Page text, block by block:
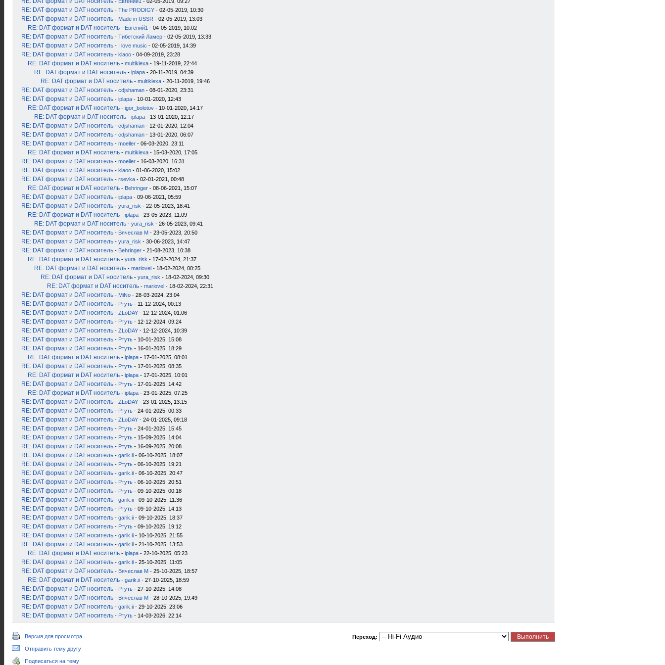
RE: DAT формат и DAT носитель - The PRODIGY - 02-05-2019, 10:30
RE: DAT формат и DAT носитель - Made in USSR - 02-05-2019, 13:03
RE: DAT формат и DAT носитель - Евгений1 - 04-05-2019, 10:02
RE: DAT формат и DAT носитель - Тибетский Ламер - 02-05-2019, 13:33
RE: DAT формат и DAT носитель - I love music - 02-05-2019, 14:39
RE: DAT формат и DAT носитель - klaoo - 04-09-2019, 23:28
RE: DAT формат и DAT носитель - multiklexa - 19-11-2019, 22:44
RE: DAT формат и DAT носитель - iplapa - 20-11-2019, 04:39
RE: DAT формат и DAT носитель - multiklexa - 20-11-2019, 19:46
RE: DAT формат и DAT носитель - cdjshaman - 08-01-2020, 23:31
RE: DAT формат и DAT носитель - iplapa - 10-01-2020, 12:43
RE: DAT формат и DAT носитель - igor_bolotov - 10-01-2020, 14:17
RE: DAT формат и DAT носитель - iplapa - 13-01-2020, 12:17
RE: DAT формат и DAT носитель - cdjshaman - 12-01-2020, 12:04
RE: DAT формат и DAT носитель - cdjshaman - 13-01-2020, 06:07
RE: DAT формат и DAT носитель - moeller - 06-03-2020, 23:11
RE: DAT формат и DAT носитель - multiklexa - 15-03-2020, 17:05
RE: DAT формат и DAT носитель - moeller - 16-03-2020, 16:31
RE: DAT формат и DAT носитель - klaoo - 01-06-2020, 15:02
RE: DAT формат и DAT носитель - rsevka - 02-01-2021, 00:48
RE: DAT формат и DAT носитель - Behringer - 08-06-2021, 15:07
RE: DAT формат и DAT носитель - iplapa - 09-06-2021, 05:59
RE: DAT формат и DAT носитель - yura_risk - 22-05-2023, 18:41
RE: DAT формат и DAT носитель - iplapa - 23-05-2023, 11:09
RE: DAT формат и DAT носитель - yura_risk - 26-05-2023, 09:41
RE: DAT формат и DAT носитель - Вячеслав М - 23-05-2023, 20:50
RE: DAT формат и DAT носитель - yura_risk - 30-06-2023, 14:47
RE: DAT формат и DAT носитель - Behringer - 21-08-2023, 10:38
RE: DAT формат и DAT носитель - yura_risk - 17-02-2024, 21:37
RE: DAT формат и DAT носитель - mariovel - 18-02-2024, 00:25
RE: DAT формат и DAT носитель - yura_risk - 18-02-2024, 09:30
RE: DAT формат и DAT носитель - mariovel - 18-02-2024, 22:31
RE: DAT формат и DAT носитель - MiNo - 28-03-2024, 23:04
RE: DAT формат и DAT носитель - Ртуть - 11-12-2024, 00:13
RE: DAT формат и DAT носитель - ZLoDAY - 12-12-2024, 01:06
RE: DAT формат и DAT носитель - Ртуть - 12-12-2024, 09:24
RE: DAT формат и DAT носитель - ZLoDAY - 12-12-2024, 10:39
RE: DAT формат и DAT носитель - Ртуть - 10-01-2025, 15:08
RE: DAT формат и DAT носитель - Ртуть - 16-01-2025, 18:29
RE: DAT формат и DAT носитель - iplapa - 17-01-2025, 08:01
RE: DAT формат и DAT носитель - Ртуть - 17-01-2025, 08:35
RE: DAT формат и DAT носитель - iplapa - 17-01-2025, 10:01
RE: DAT формат и DAT носитель - Ртуть - 17-01-2025, 14:42
RE: DAT формат и DAT носитель - iplapa - 23-01-2025, 07:25
RE: DAT формат и DAT носитель - ZLoDAY - 23-01-2025, 13:15
RE: DAT формат и DAT носитель - Ртуть - 24-01-2025, 00:33
RE: DAT формат и DAT носитель - ZLoDAY - 24-01-2025, 09:18
RE: DAT формат и DAT носитель - Ртуть - 24-01-2025, 15:45
RE: DAT формат и DAT носитель - Ртуть - 15-09-2025, 14:04
RE: DAT формат и DAT носитель - Ртуть - 16-09-2025, 20:08
RE: DAT формат и DAT носитель - garik.ii - 06-10-2025, 18:07
RE: DAT формат и DAT носитель - Ртуть - 06-10-2025, 19:21
RE: DAT формат и DAT носитель - garik.ii - 06-10-2025, 20:47
RE: DAT формат и DAT носитель - Ртуть - 06-10-2025, 20:51
RE: DAT формат и DAT носитель - Ртуть - 09-10-2025, 00:18
RE: DAT формат и DAT носитель - garik.ii - 09-10-2025, 11:36
RE: DAT формат и DAT носитель - Ртуть - 09-10-2025, 14:13
RE: DAT формат и DAT носитель - garik.ii - 09-10-2025, 18:37
RE: DAT формат и DAT носитель - Ртуть - 09-10-2025, 19:12
RE: DAT формат и DAT носитель - garik.ii - 10-10-2025, 21:55
RE: DAT формат и DAT носитель - garik.ii - 21-10-2025, 13:53
RE: DAT формат и DAT носитель - iplapa - 22-10-2025, 05:23
RE: DAT формат и DAT носитель - garik.ii - 25-10-2025, 11:05
RE: DAT формат и DAT носитель - Вячеслав М - 25-10-2025, 18:57
RE: DAT формат и DAT носитель - garik.ii - 27-10-2025, 18:59
RE: DAT формат и DAT носитель - Ртуть - 27-10-2025, 14:08
RE: DAT формат и DAT носитель - Вячеслав М - 28-10-2025, 19:49
RE: DAT формат и DAT носитель - garik.ii - 29-10-2025, 23:06
RE: DAT формат и DAT носитель - Ртуть - 14-03-2026, 22:14
Версия для просмотра
Отправить тему другу
Подписаться на тему
Переход: